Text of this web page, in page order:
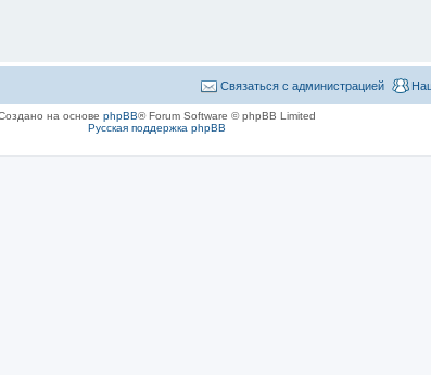
Связаться с администрацией
на основе phpBB® Forum Software © phpBB Limited
Русская поддержка phpBB